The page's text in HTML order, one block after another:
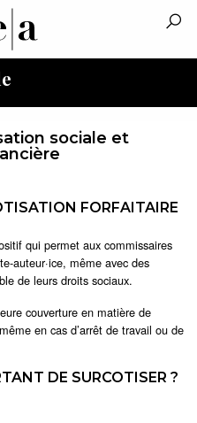
sociale et
FORFAITAIRE
qui permet aux commissaires
auteur·ice, même avec des
de leurs droits sociaux.
couverture en matière de
en cas d’arrêt de travail ou de
DE SURCOTISER ?